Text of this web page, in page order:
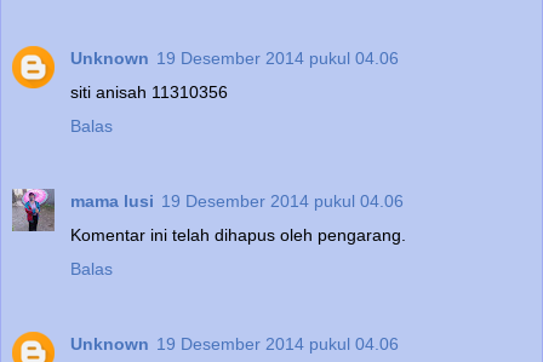
Unknown 19 Desember 2014 pukul 04.06
siti anisah 11310356
Balas
mama lusi 19 Desember 2014 pukul 04.06
Komentar ini telah dihapus oleh pengarang.
Balas
Unknown 19 Desember 2014 pukul 04.06